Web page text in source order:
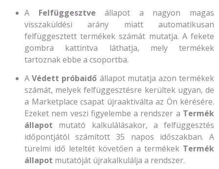
A Felfüggesztve állapot a nagyon magas
visszaküldési arány miatt automatikusan
felfüggesztett termékek számát mutatja. A fekete
gombra kattintva láthatja, mely termékek
tartoznak ebbe a csoportba.
AVédett próbaidő állapot mutatja azon termékek
számát, melyek felfüggesztésre kerültek ugyan, de
a Marketplace csapat újraaktiválta az Ön kérésére.
Ezeket nem veszi figyelembe a rendszer a Termék
állapot mutató kalkulálásakor, a felfüggesztés
időpontjától számított 35 napos időszakban. A
türelmi idő leteltét követően a termékek Termék
állapot mutatóját újrakalkulálja a rendszer.